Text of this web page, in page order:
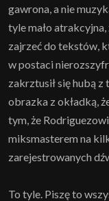
gawrona, a nie
tyle mało
zajrzeć do tekstów,
w postaci
zakrztusił się hubą
obrazka z okładką,
tym, że
miksmasterem na
zarejestrowanych
To tyle. Piszę to